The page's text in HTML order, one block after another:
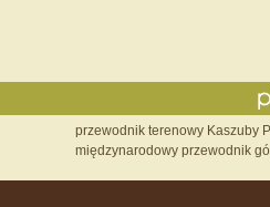
przewodnik terenowy Kaszuby
międzynarodowy przewodnik